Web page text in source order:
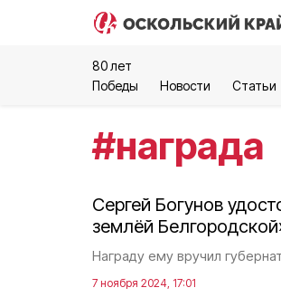
80 лет
Победы
Новости Статьи
#награда
Сергей Богунов
землёй
Награду ему вручил
7 ноября 2024, 17:01